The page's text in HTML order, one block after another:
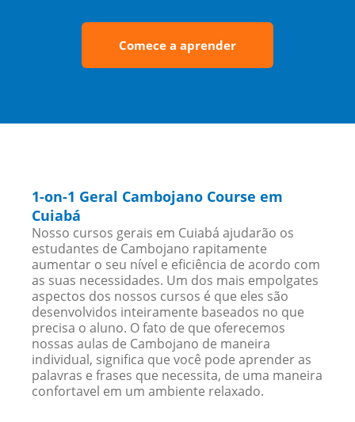
Comece a aprender
1-on-1 Geral Cambojano Course em
Cuiabá
Nosso cursos gerais em Cuiabá ajudarão os
estudantes de Cambojano rapitamente
aumentar o seu nível e eficiência de acordo com
as suas necessidades. Um dos mais empolgates
aspectos dos nossos cursos é que eles são
desenvolvidos inteiramente baseados no que
precisa o aluno. O fato de que oferecemos
nossas aulas de Cambojano de maneira
individual, significa que você pode aprender as
palavras e frases que necessita, de uma maneira
confortavel em um ambiente relaxado.